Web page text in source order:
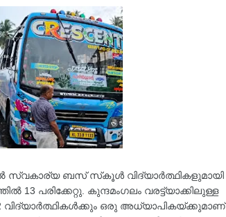
സ്വകാര്യ ബസ് സ്‌കൂൾ വിദ്യാർത്ഥികളുമായി
പരിക്കേറ്റു. കുന്ദമംഗലം വരട്ട്യാക്കിലുള്ള
വിദ്യാർത്ഥികൾക്കും ഒരു അധ്യാപികയ്ക്കുമാണ്